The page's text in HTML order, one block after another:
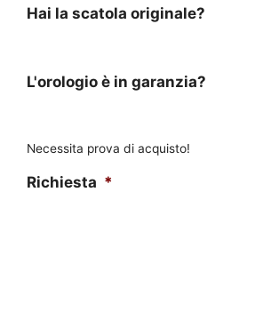
Hai la scatola originale?
L'orologio è in garanzia?
Necessita prova di acquisto!
Richiesta *